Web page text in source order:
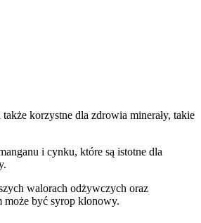
⁣korzystne dla zdrowia minerały, ⁤takie
i cynku, które są istotne dla⁢
walorach odżywczych oraz
może być syrop‌ klonowy.